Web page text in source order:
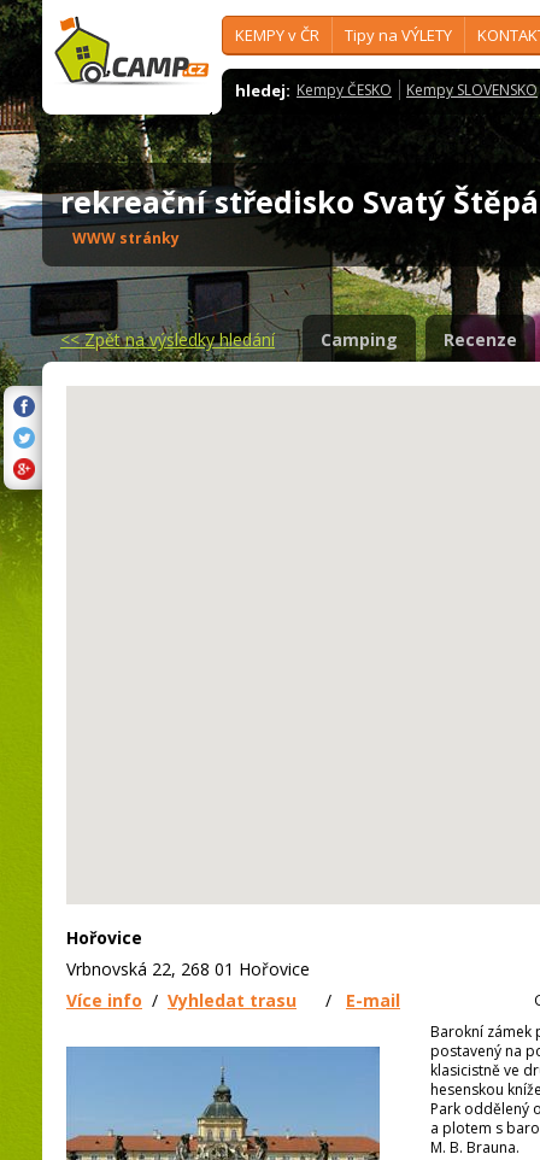
KEMPY v ČR Tipy na VÝLETY
hledej: Kempy ČESKO Kempy SLOVENSKO
rekreační středisko Svatý
WWW stránky
<<Zpět na výsledky hledání Camping Recenze
Hořovice
Vrbnovská 22, 268 01 Hořovice
Více info / Vyhledat trasu / E-mail
Barokní zámek
postavený na
klasicistně ve
hesenskou
Park oddělený
a plotem s
M. B. Brauna.